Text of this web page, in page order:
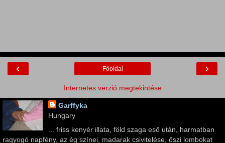
‹ ›
Főoldal
Internetes verzió megtekintése
Garffyka
Hungary
... friss kenyér illata, föld szaga eső után, harmatban
ragyogó napfény, az ég színei, madarak csivitelése, őszi lombokat